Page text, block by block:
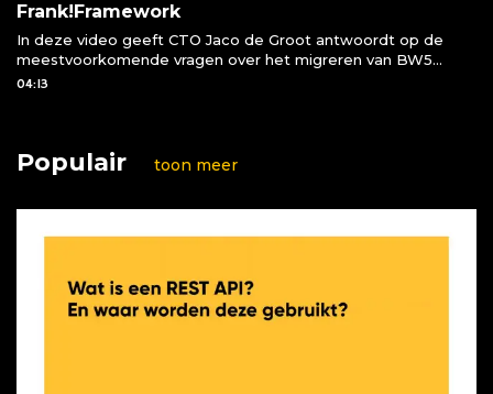
Frank!Framework
In deze video geeft CTO Jaco de Groot antwoordt op de
meestvoorkomende vragen over het migreren van BW5
componenten naar het Frank!Framework
04:13
Populair toon meer